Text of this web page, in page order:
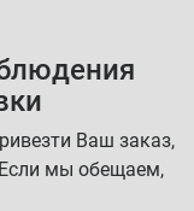
Ваш заказ,
Если мы обещаем,